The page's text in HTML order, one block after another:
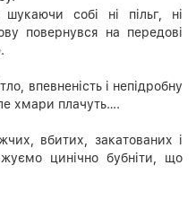
собі ні пільг, ні
повернувся на передові
впевненість і непідробну
хмари плачуть….
вбитих, закатованих і
цинічно бубніти, що